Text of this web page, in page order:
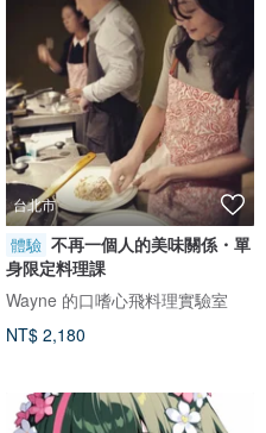
台北市
體驗 不再一個人的美味關係・單
身限定料理課
Wayne 的口嗜心飛料理實驗室
NT$ 2,180